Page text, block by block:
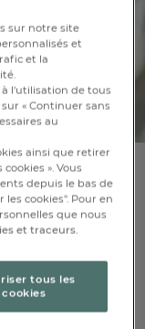
à votre
remises qui
?
de votre bon de
sur notre site
et
et la
à l'utilisation de tous
« Continuer sans
au
ainsi que retirer
». Vous
depuis le bas de
cookies". Pour en
que nous
et traceurs.
tous les
cookies